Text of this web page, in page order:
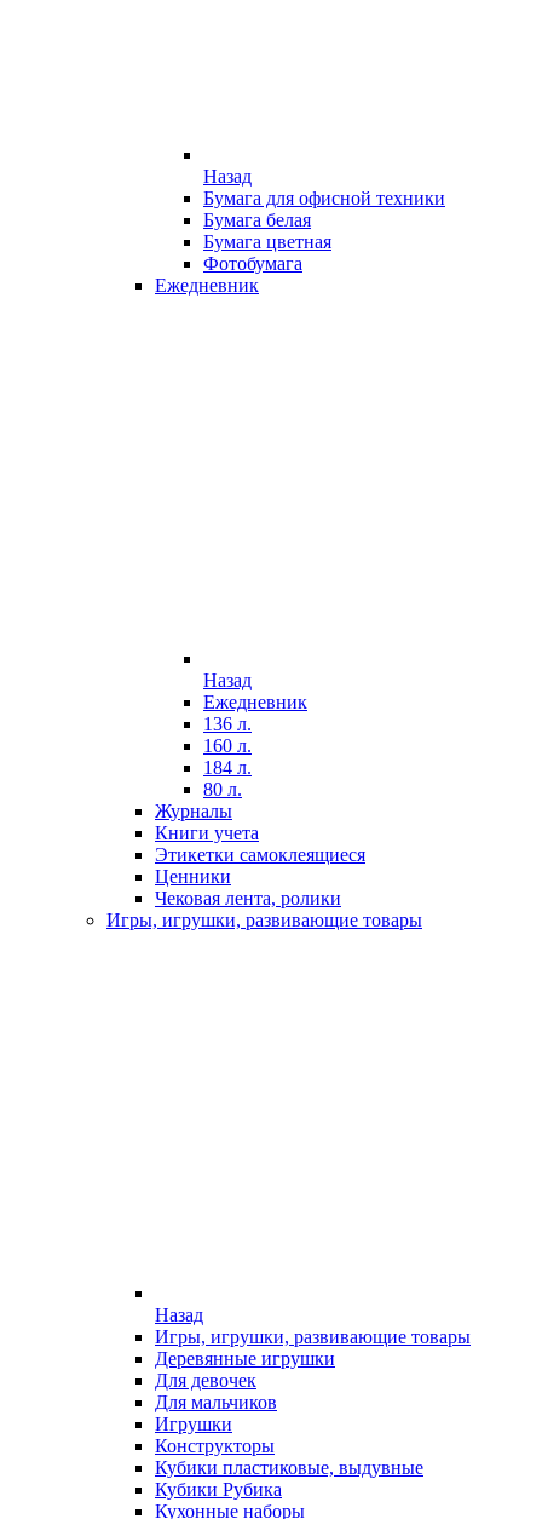
Назад
Бумага для офисной техники
Бумага белая
Бумага цветная
Фотобумага
Ежедневник
Назад
Ежедневник
136 л.
160 л.
184 л.
80 л.
Журналы
Книги учета
Этикетки самоклеящиеся
Ценники
Чековая лента, ролики
Игры, игрушки, развивающие товары
Назад
Игры, игрушки, развивающие товары
Деревянные игрушки
Для девочек
Для мальчиков
Игрушки
Конструкторы
Кубики пластиковые, выдувные
Кубики Рубика
Кухонные наборы